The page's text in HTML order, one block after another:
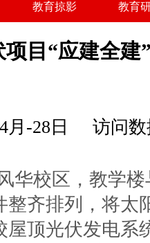
教育掠影 教育
目“应建全建
月-28日 访问数
华校区，教学
整齐排列，将太
屋顶光伏发电系